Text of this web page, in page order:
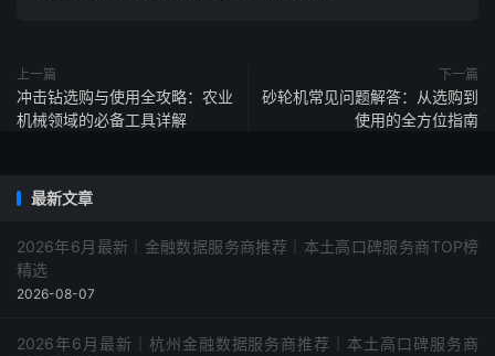
上一篇
冲击钻选购与使用全攻略：农业
机械领域的必备工具详解
下一篇
砂轮机常见问题解答：从选购到
使用的全方位指南
最新文章
2026年6月最新｜金融数据服务商推荐｜本土高口碑服务商TOP榜
精选
2026-08-07
2026年6月最新｜杭州金融数据服务商推荐｜本土高口碑服务商